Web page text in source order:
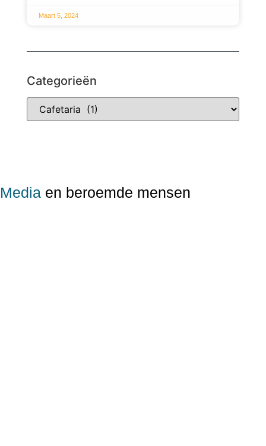
Categorieën
Maart 5, 2024
Media en beroemde mensen